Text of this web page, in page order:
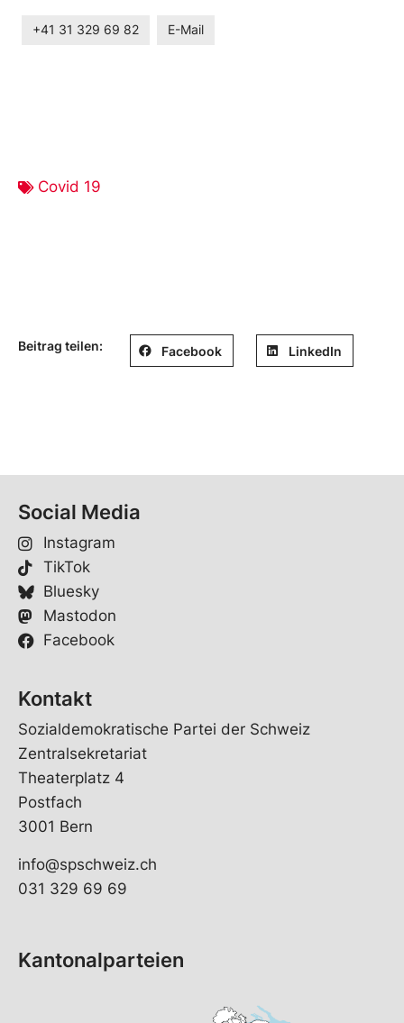
+41 31 329 69 82 E-Mail
Covid 19
Beitrag teilen: Facebook LinkedIn
Social Media
Instagram
TikTok
Bluesky
Mastodon
Facebook
Kontakt
Sozialdemokratische Partei der Schweiz
Zentralsekretariat
Theaterplatz 4
Postfach
3001 Bern
info@spschweiz.ch
031 329 69 69
Kantonalparteien